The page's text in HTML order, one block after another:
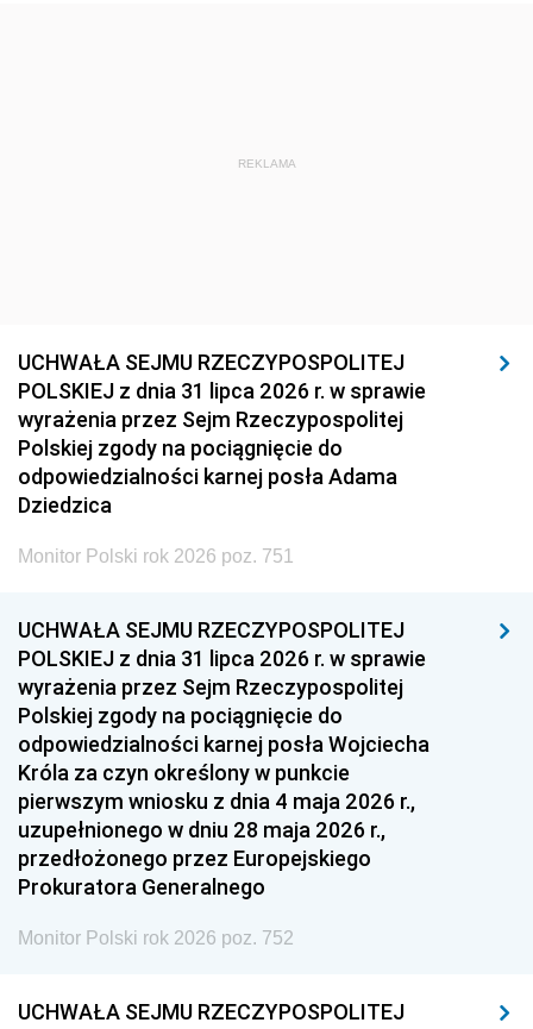
REKLAMA
UCHWAŁA SEJMU RZECZYPOSPOLITEJ
POLSKIEJ z dnia 31 lipca 2026 r. w sprawie
wyrażenia przez Sejm Rzeczypospolitej
Polskiej zgody na pociągnięcie do
odpowiedzialności karnej posła Adama
Dziedzica
Monitor Polski rok 2026 poz. 751
UCHWAŁA SEJMU RZECZYPOSPOLITEJ
POLSKIEJ z dnia 31 lipca 2026 r. w sprawie
wyrażenia przez Sejm Rzeczypospolitej
Polskiej zgody na pociągnięcie do
odpowiedzialności karnej posła Wojciecha
Króla za czyn określony w punkcie
pierwszym wniosku z dnia 4 maja 2026 r.,
uzupełnionego w dniu 28 maja 2026 r.,
przedłożonego przez Europejskiego
Prokuratora Generalnego
Monitor Polski rok 2026 poz. 752
UCHWAŁA SEJMU RZECZYPOSPOLITEJ